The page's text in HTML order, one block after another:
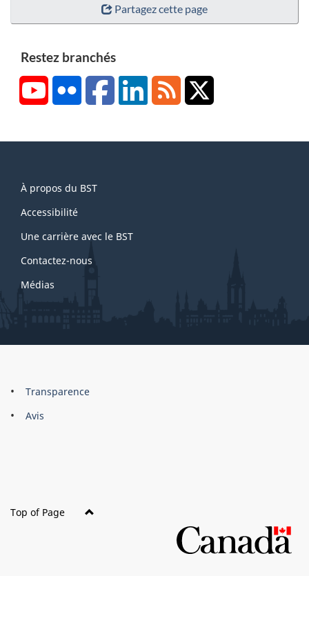
Partagez cette page
Restez branchés
YouTubeFlickr FacebookLinkedInRSS
this
site
À propos du BST
Accessibilité
Une carrière avec le BST
Contactez-nous
Médias
About
this
Brand
Transparence
Avis
Top of Page